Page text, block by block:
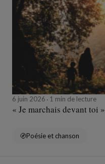
6 juin 2026 1 min de lecture
« Je marchais devant toi »
Poésie et chanson